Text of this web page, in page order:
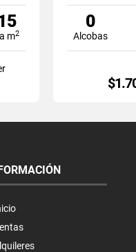
m2
0
Alcobas